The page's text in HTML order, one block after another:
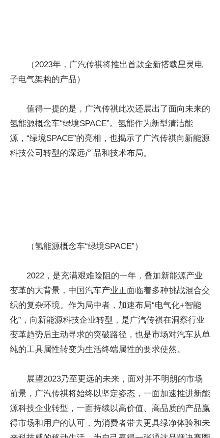
（2023年，广汽传祺将推出首款全新搭载星灵电
子电气架构的产品）
值得一提的是，广汽传祺此次还展出了面向未来的
氢能源概念车“绿境SPACE”。氢能作为新型清洁能
源，“绿境SPACE”的亮相，也揭示了广汽传祺向新能源
科技公司转型的深远产品和技术布局。
（氢能源概念车“绿境SPACE”）
2022，是充满艰难险阻的一年，叠加新能源产业
变革的大背景，中国汽车产业正面临着多种挑战混合交
织的复杂环境。作为局中者，加速布局“电气化+智能
化”，向新能源科技企业转型，是广汽传祺在洞察行业
变革趋势后主动寻求的突破路径，也是市场对汽车从单
纯的工具属性转变为生活终端属性的要求使然。
展望2023乃至更远的未来，面对并不明朗的市场
前景，广汽传祺将始终以坚定姿态，一面加速推进新能
源科技企业转型，一面持续以高价值、高品质的产品赢
得市场和用户的认可，为消费者带去更具绿净体验和未